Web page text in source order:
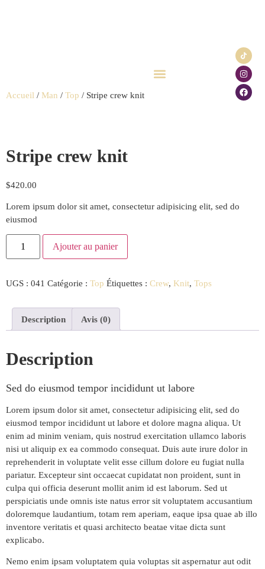
Accueil / Man / Top / Stripe crew knit
Stripe crew knit
$420.00
Lorem ipsum dolor sit amet, consectetur adipisicing elit, sed do
eiusmod
Ajouter au panier
UGS : 041 Catégorie : Top Étiquettes : Crew, Knit, Tops
Description Avis (0)
Description
Sed do eiusmod tempor incididunt ut labore
Lorem ipsum dolor sit amet, consectetur adipisicing elit, sed do
eiusmod tempor incididunt ut labore et dolore magna aliqua. Ut
enim ad minim veniam, quis nostrud exercitation ullamco laboris
nisi ut aliquip ex ea commodo consequat. Duis aute irure dolor in
reprehenderit in voluptate velit esse cillum dolore eu fugiat nulla
pariatur. Excepteur sint occaecat cupidatat non proident, sunt in
culpa qui officia deserunt mollit anim id est laborum. Sed ut
perspiciatis unde omnis iste natus error sit voluptatem accusantium
doloremque laudantium, totam rem aperiam, eaque ipsa quae ab illo
inventore veritatis et quasi architecto beatae vitae dicta sunt
explicabo.
Nemo enim ipsam voluptatem quia voluptas sit aspernatur aut odit